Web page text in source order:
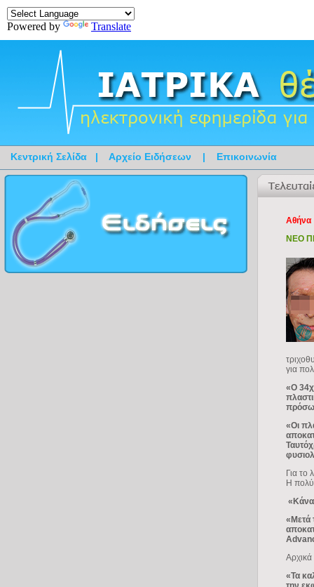
Powered by Translate
Κεντρική Σελίδα | Αρχείο Ειδήσεων | Επικοινωνία
Αθήνα
ΝΕΟ
για
«Ο
«Οι
Για το
Η
«Μετά
«Τα